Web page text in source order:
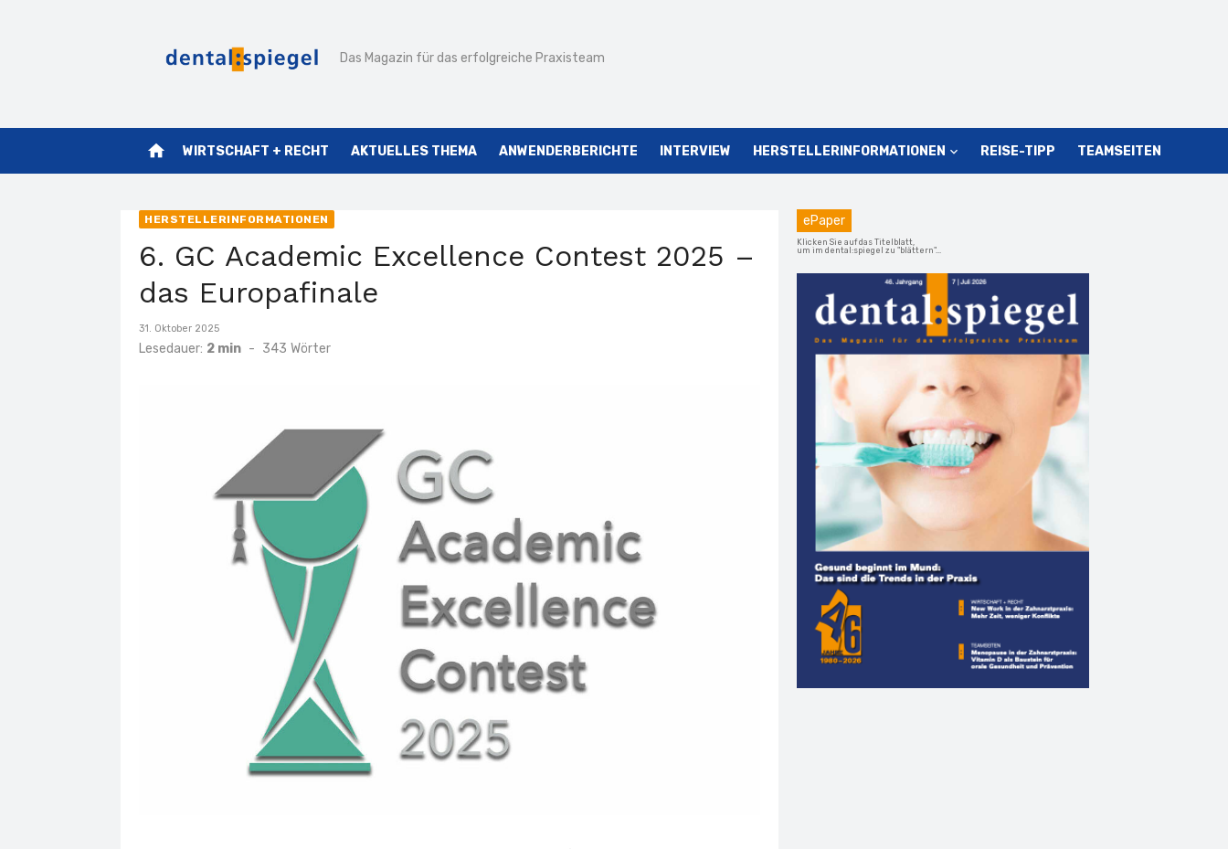
Das Magazin für das erfolgreiche Praxisteam
home WIRTSCHAFT + RECHT AKTUELLES THEMA ANWENDERBERICHTE INTERVIEW HERSTELLERINFORMATIONEN REISE-TIPP TEAMSEITEN
HERSTELLERINFORMATIONEN
6. GC Academic Excellence Contest 2025 –
das Europafinale
Veröffentlicht
am
31. Oktober 2025
Lesedauer: 2 min - 343 Wörter
ePaper
Klicken Sie auf das Titelblatt,
um im dental:spiegel zu "blättern"...